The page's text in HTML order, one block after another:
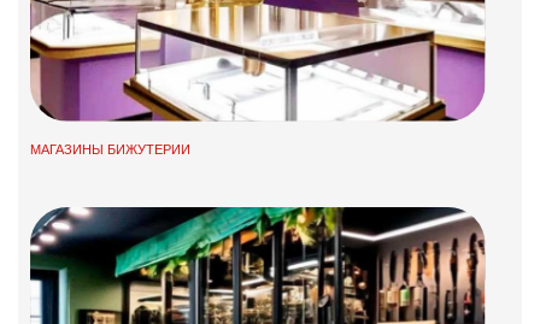
МАГАЗИНЫ БИЖУТЕРИИ